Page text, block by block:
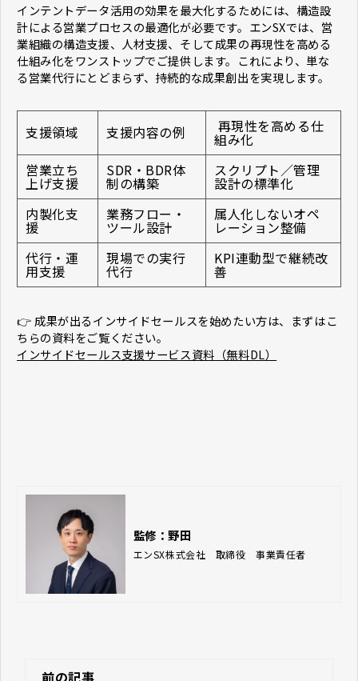
インテントデータ活用の効果を最大化するためには、構造設
計による営業プロセスの最適化が必要です。エンSXでは、営
業組織の構造支援、人材支援、そして成果の再現性を高める
仕組み化をワンストップでご提供します。これにより、単な
る営業代行にとどまらず、持続的な成果創出を実現します。
支援領域 支援内容の例 再現性を高める仕
組み化
営業立ち
上げ支援
SDR・BDR体
制の構築
スクリプト／管理
設計の標準化
内製化支
援
業務フロー・
ツール設計
属人化しないオペ
レーション整備
代行・運
用支援
現場での実行
代行
KPI連動型で継続改
善
👉 成果が出るインサイドセールスを始めたい方は、まずはこ
ちらの資料をご覧ください。
インサイドセールス支援サービス資料（無料DL）
監修：野田
エンSX株式会社　取締役　事業責任者